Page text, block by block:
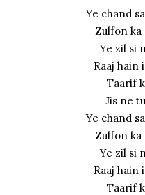
Ye chand
Zulfon ka
Ye zil si
Raaj hain
Taarif
Jis ne
Ye chand
Zulfon ka
Ye zil si
Raaj hain
Taarif